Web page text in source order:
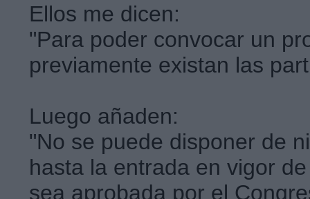
Ellos me dicen:
"Para poder convocar un
previamente existan las
Luego añaden:
"No se puede disponer de
hasta la entrada en vigor
sea aprobada por el